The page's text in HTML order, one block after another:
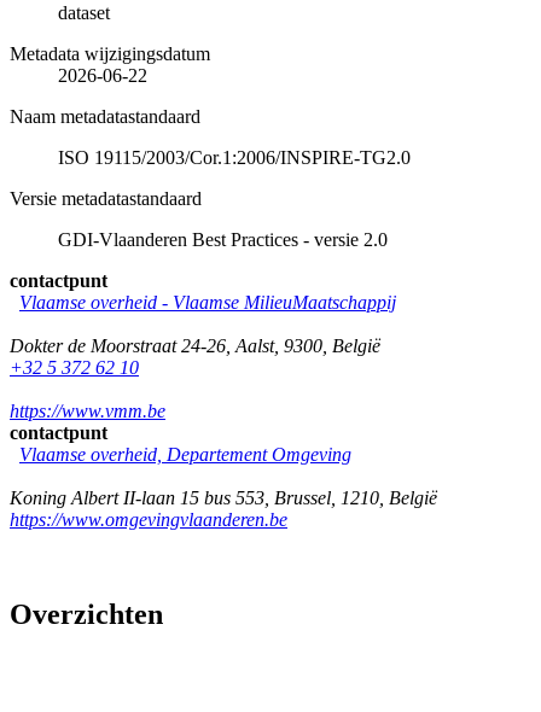
dataset
Metadata wijzigingsdatum
2026-06-22
Naam metadatastandaard
ISO 19115/2003/Cor.1:2006/INSPIRE-TG2.0
Versie metadatastandaard
GDI-Vlaanderen Best Practices - versie 2.0
contactpunt
Vlaamse overheid - Vlaamse MilieuMaatschappij
Dokter de Moorstraat 24-26 Aalst, 9300 België
+32 5 372 62 10
https://www.vmm.be
contactpunt
Vlaamse overheid, Departement Omgeving
Koning Albert II-laan 15 bus 553 Brussel 1210 België
https://www.omgevingvlaanderen.be
Overzichten